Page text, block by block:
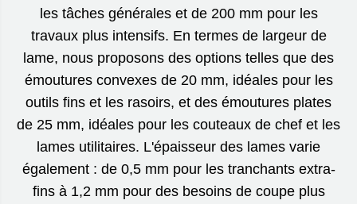
les tâches générales et de 200 mm pour les
travaux plus intensifs. En termes de largeur de
lame, nous proposons des options telles que des
émoutures convexes de 20 mm, idéales pour les
outils fins et les rasoirs, et des émoutures plates
de 25 mm, idéales pour les couteaux de chef et les
lames utilitaires. L'épaisseur des lames varie
également : de 0,5 mm pour les tranchants extra-
fins à 1,2 mm pour des besoins de coupe plus